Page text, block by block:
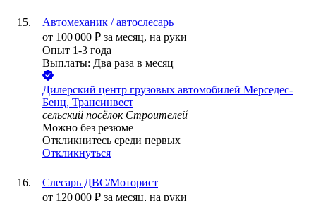
Автомеханик / автослесарь
от 100 000 ₽ за месяц, на руки
Опыт 1-3 года
Выплаты: Два раза в месяц
Дилерский центр грузовых автомобилей Мерседес-
Бенц, Трансинвест
сельский посёлок Строителей
Можно без резюме
Откликнитесь среди первых
Откликнуться
Слесарь ДВС/Моторист
от 120 000 ₽ за месяц, на руки